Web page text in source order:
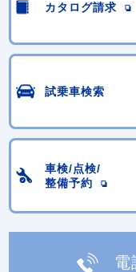
カタログ請求
試乗車検索
車検/点検/
整備予約
電